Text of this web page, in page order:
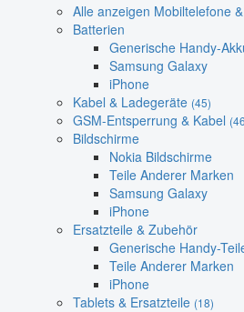
Alle anzeigen Mobiltelefone
Batterien
Generische Handy-
Samsung Galaxy
iPhone
Kabel & Ladegeräte (45)
GSM-Entsperrung & Kabel
Bildschirme
Nokia Bildschirme
Teile Anderer Marken
Samsung Galaxy
iPhone
Ersatzteile & Zubehör
Generische Handy-
Teile Anderer Marken
iPhone
Tablets & Ersatzteile (18)